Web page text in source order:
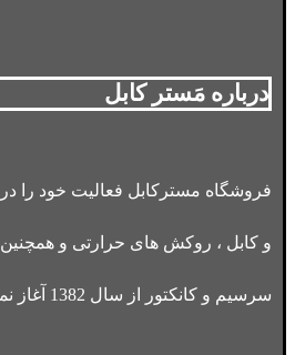
درباره مَستر کابل
فروشگاه مسترکابل فعالیت خود را
و کابل ، روکش های حرارتی و همچنین
سرسیم و کانکتور از سال 1382 آغاز نمود.